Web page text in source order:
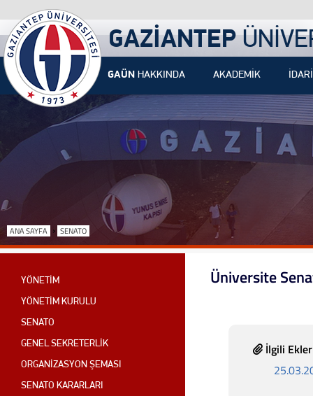
GAZİANTEP
GAÜN HAKKINDA AKADEMİK İDARİ
ANA SAYFA › SENATO
YÖNETİM
YÖNETİM KURULU
SENATO
GENEL SEKRETERLİK
ORGANİZASYON ŞEMASI
SENATO KARARLARI
Üniversite
İlgili Ekler